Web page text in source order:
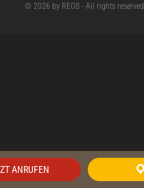
© 2026 by REOS - All rights reserved
ANRUFEN